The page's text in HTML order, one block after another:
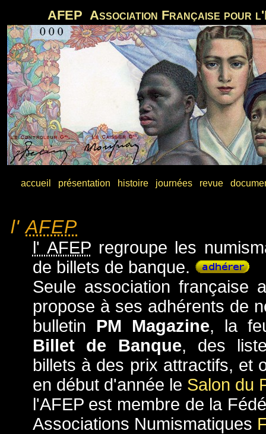
AFEP Association Française pour
accueil présentation histoire journées revue
l'AFEP
l' AFEP regroupe les
de billets de banque.
Seule association française
propose à ses adhérents de
bulletin PM Magazine, la
Billet de Banque, des
billets à des prix attractifs, et
en début d'année le Salon du
l'AFEP est membre de la
Associations Numismatiques